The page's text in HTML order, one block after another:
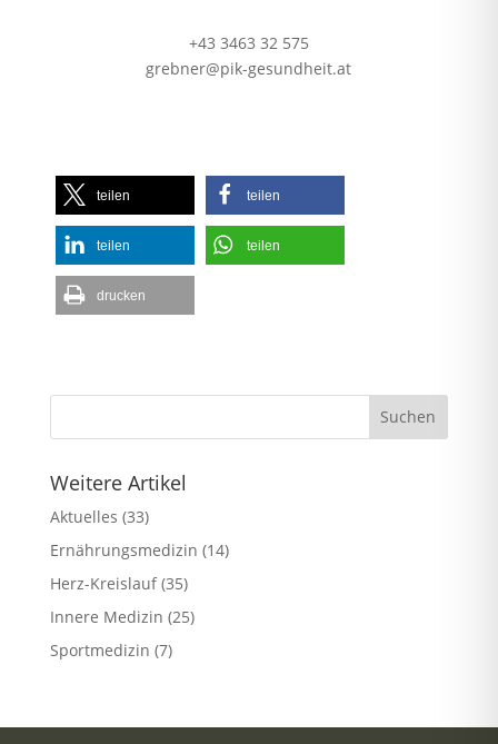
+43 3463 32 575
grebner@pik-gesundheit.at
teilen teilen
teilen teilen
drucken
Weitere Artikel
Aktuelles (33)
Ernährungsmedizin (14)
Herz-Kreislauf(35)
Innere Medizin (25)
Sportmedizin (7)